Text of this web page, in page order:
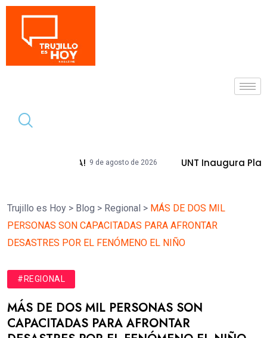
9 de agosto de 2026 UNT Inaugura Plazas
Trujillo es Hoy > Blog > Regional > MÁS DE DOS MIL
PERSONAS SON CAPACITADAS PARA AFRONTAR
DESASTRES POR EL FENÓMENO EL NIÑO
#REGIONAL
MÁS DE DOS MIL PERSONAS SON
CAPACITADAS PARA AFRONTAR